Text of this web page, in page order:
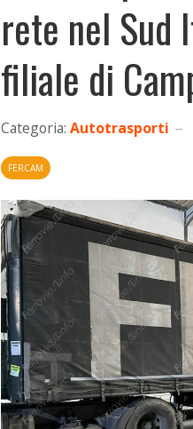
rete nel Sud
filiale di
Categoria: Autotrasporti
FERCAM